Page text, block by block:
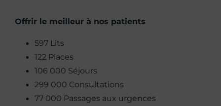
Offrir le meilleur à nos patients
597 Lits
122 Places
106 000 Séjours
299 000 Consultations
77 000 Passages aux urgences